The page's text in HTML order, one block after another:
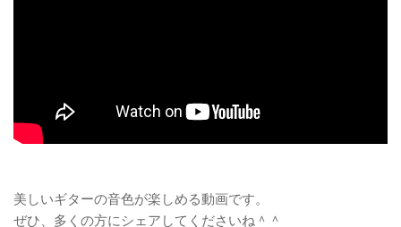
美しいギターの音色が楽しめる動画です。
ぜひ、多くの方にシェアしてくださいね＾＾